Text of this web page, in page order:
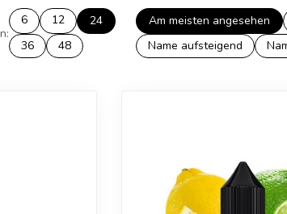
6 12
24
36
48
Am meisten angesehen
Name aufsteigend